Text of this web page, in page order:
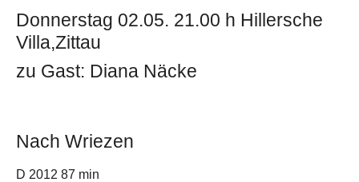
Donnerstag 02.05. 21.00 h Hillersche
Villa,Zittau
zu Gast: Diana Näcke
Nach Wriezen
D 2012 87 min